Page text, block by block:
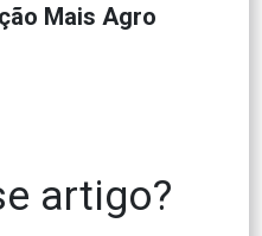
Mais Agro
artigo?